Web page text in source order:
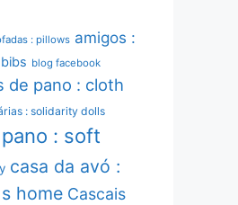
: pillows amigos :
blog facebook
de pano : cloth
: solidarity dolls
: soft
casa da avó :
home Cascais